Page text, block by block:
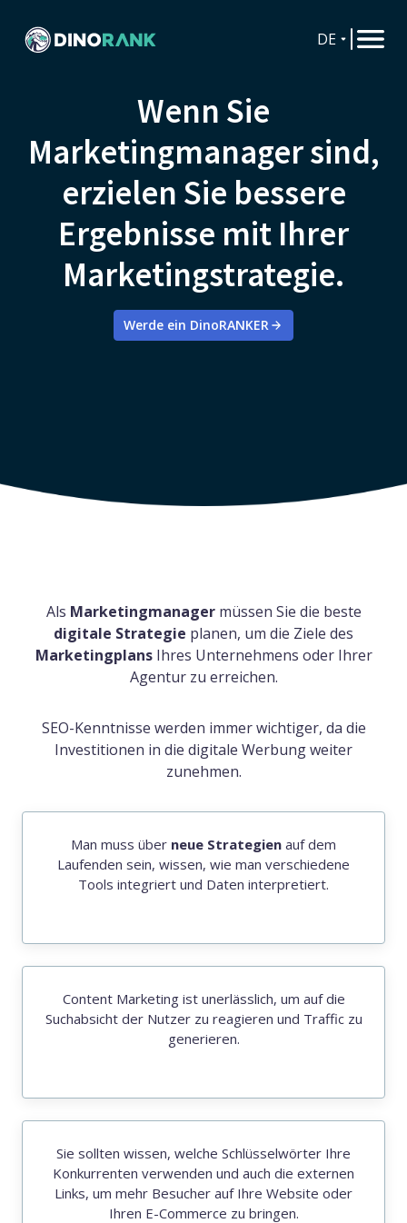
DE
Wenn Sie
Marketingmanager sind,
erzielen Sie bessere
Ergebnisse mit Ihrer
Marketingstrategie.
Werde ein DinoRANKER
Als Marketingmanagermüssen Sie die beste
digitale Strategie planen, um die Ziele des
MarketingplansIhres Unternehmens oder Ihrer
Agentur zu erreichen.
SEO-Kenntnisse werden immer wichtiger, da die
Investitionen in die digitale Werbung weiter
zunehmen.
Man muss über neue Strategien auf dem
Laufenden sein, wissen, wie man verschiedene
Tools integriert und Daten interpretiert.
Content Marketing ist unerlässlich, um auf die
Suchabsicht der Nutzer zu reagieren und Traffic zu
generieren.
Sie sollten wissen, welche Schlüsselwörter Ihre
Konkurrenten verwenden und auch die externen
Links, um mehr Besucher auf Ihre Website oder
Ihren E-Commerce zu bringen.